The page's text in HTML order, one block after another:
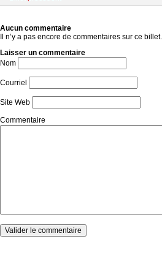
Aucun commentaire
Il n’y a pas encore de commentaires sur ce billet.
Laisser un commentaire
Nom
Courriel
Site Web
Commentaire